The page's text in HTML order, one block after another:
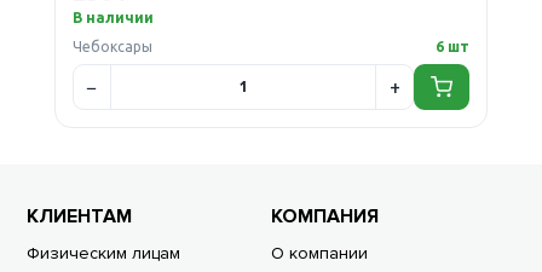
В наличии
Чебоксары
6 шт
КЛИЕНТАМ
Физическим лицам
КОМПАНИЯ
О компании